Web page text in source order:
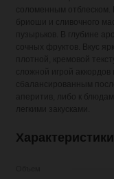
Характеристики